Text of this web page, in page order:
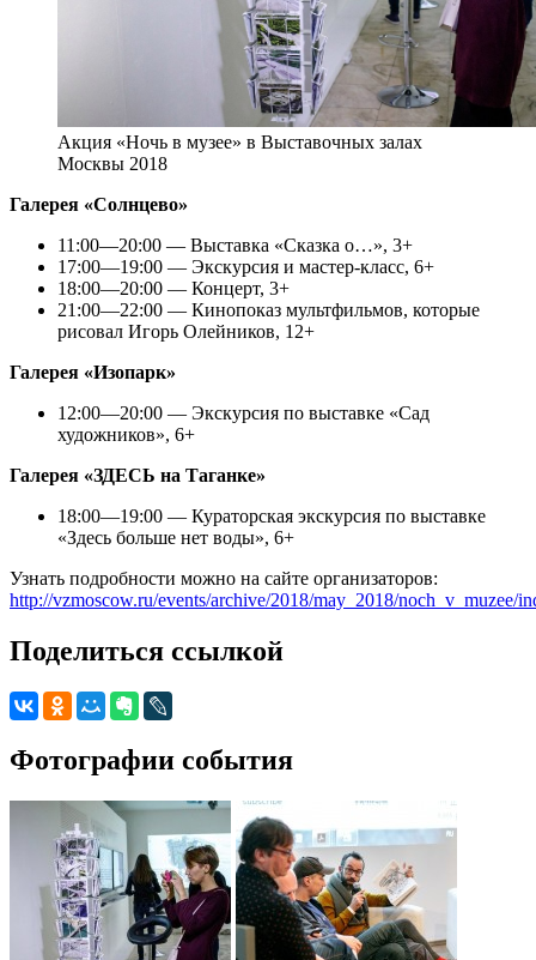
Акция «Ночь в музее» в Выставочных залах
Москвы 2018
Галерея «Солнцево»
11:00—20:00 — Выставка «Сказка о…», 3+
17:00—19:00 — Экскурсия и мастер-класс, 6+
18:00—20:00 — Концерт, 3+
21:00—22:00 — Кинопоказ мультфильмов, которые
рисовал Игорь Олейников, 12+
Галерея «Изопарк»
12:00—20:00 — Экскурсия по выставке «Сад
художников», 6+
Галерея «ЗДЕСЬ на Таганке»
18:00—19:00 — Кураторская экскурсия по выставке
«Здесь больше нет воды», 6+
Узнать подробности можно на сайте организаторов:
http://vzmoscow.ru/events/archive/2018/may_2018/noch_v_muzee/
Поделиться ссылкой
Фотографии события